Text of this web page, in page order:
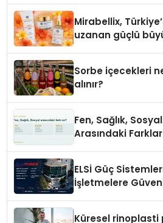
Mirabellix,
uzanan güçlü
Sorbe içecekleri
alınır?
Fen, Sağlık,
Arasındaki
ELSİ Güç
İşletmelere
Küresel rinoplasti